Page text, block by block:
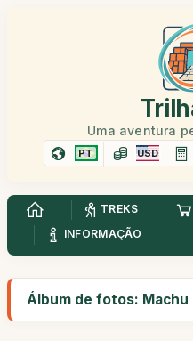
Uma aventura
PT USD
TREKS
INFORMAÇÃO
Álbum de fotos: Machu